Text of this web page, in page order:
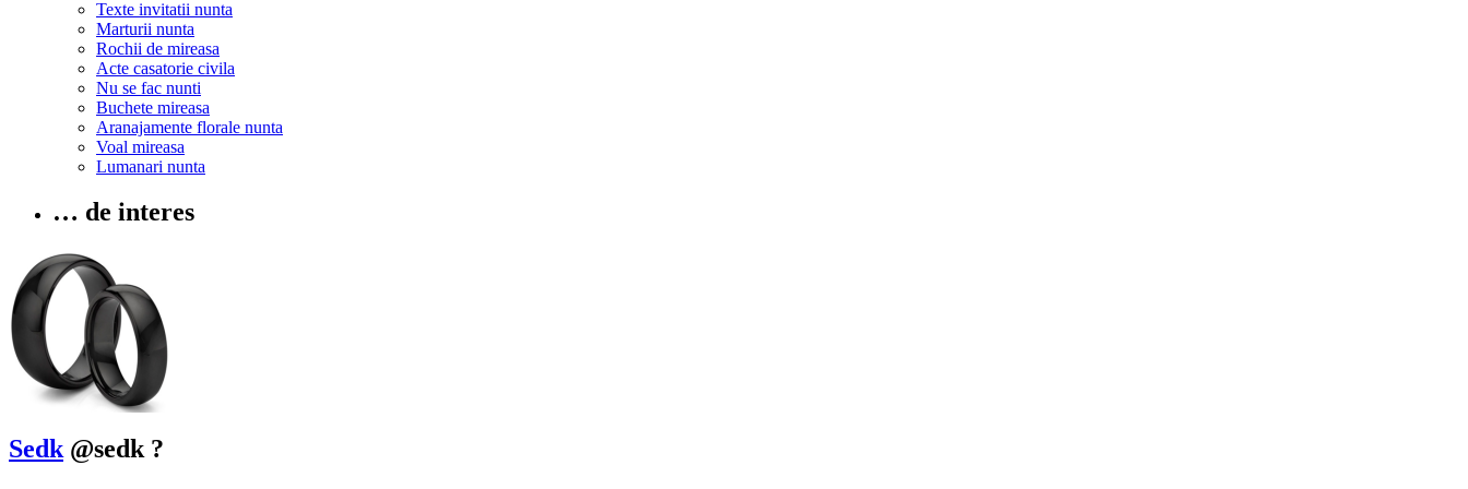
Texte invitatii nunta
Marturii nunta
Rochii de mireasa
Acte casatorie civila
Nu se fac nunti
Buchete mireasa
Aranajamente florale nunta
Voal mireasa
Lumanari nunta
… de interes
Sedk @sedk ?